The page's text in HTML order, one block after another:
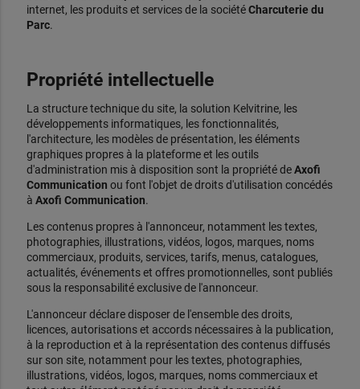
internet, les produits et services de la sociétéCharcuterie du
Parc.
Propriété intellectuelle
La structure technique du site, la solution Kelvitrine, les
développements informatiques, les fonctionnalités,
l'architecture, les modèles de présentation, les éléments
graphiques propres à la plateforme et les outils
d'administration mis à disposition sont la propriété deAxofi
Communication ou font l'objet de droits d'utilisation concédés
à Axofi Communication.
Les contenus propres à l'annonceur, notamment les textes,
photographies, illustrations, vidéos, logos, marques, noms
commerciaux, produits, services, tarifs, menus, catalogues,
actualités, événements et offres promotionnelles, sont publiés
sous la responsabilité exclusive de l'annonceur.
L'annonceur déclare disposer de l'ensemble des droits,
licences, autorisations et accords nécessaires à la publication,
à la reproduction et à la représentation des contenus diffusés
sur son site, notamment pour les textes, photographies,
illustrations, vidéos, logos, marques, noms commerciaux et